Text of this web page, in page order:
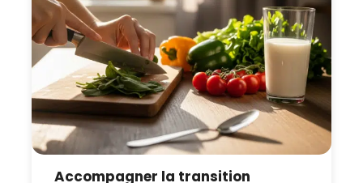
Accompagner la transition